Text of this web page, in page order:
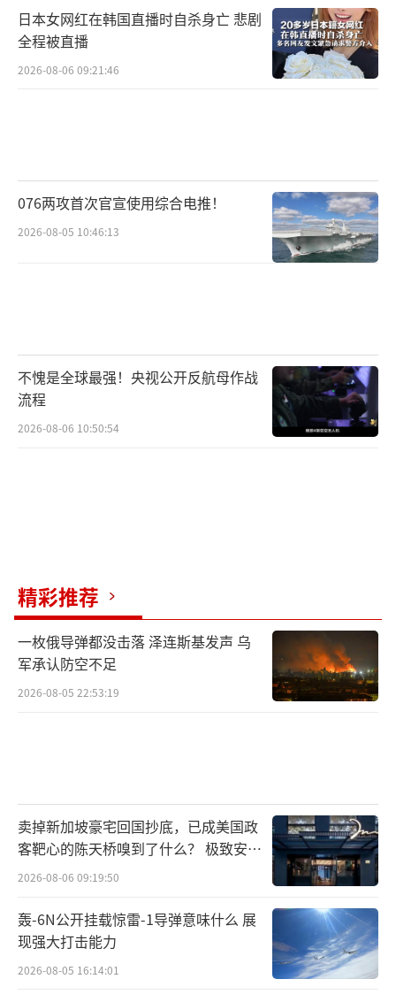
日本女网红在韩国直播时自杀身亡 悲剧
全程被直播
2026-08-06 09:21:46
076两攻首次官宣使用综合电推！
2026-08-05 10:46:13
不愧是全球最强！央视公开反航母作战
流程
2026-08-06 10:50:54
精彩推荐
一枚俄导弹都没击落 泽连斯基发声 乌
军承认防空不足
2026-08-05 22:53:19
卖掉新加坡豪宅回国抄底，已成美国政
客靶心的陈天桥嗅到了什么？ 极致安全
的追寻
2026-08-06 09:19:50
轰-6N公开挂载惊雷-1导弹意味什么 展
现强大打击能力
2026-08-05 16:14:01